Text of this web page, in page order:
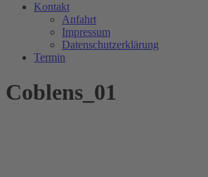
Kontakt
Anfahrt
Impressum
Datenschutzerklärung
Termin
Coblens_01